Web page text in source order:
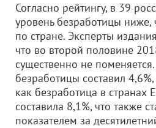
Согласно рейтингу, в 39
уровень безработицы
по стране. Эксперты
что во второй половине
существенно не
безработицы составил
как безработица в странах
составила 8,1%, что также
показателем за